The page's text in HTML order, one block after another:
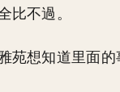
比不過。
苑想知道里面的